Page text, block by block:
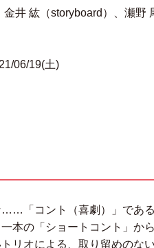
金井 紘（storyboard）、瀬野
06/19(土)
……「コント（喜劇）」であ
本の「ショートコント」か
リオによる、取り留めのな